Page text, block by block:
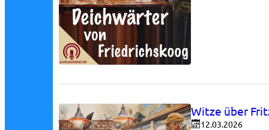
Witze über
12.03.2026